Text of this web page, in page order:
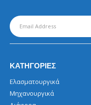
ΚΑΤΗΓΟΡΙΕΣ
Ελασματουργικά
Μηχανουργικά